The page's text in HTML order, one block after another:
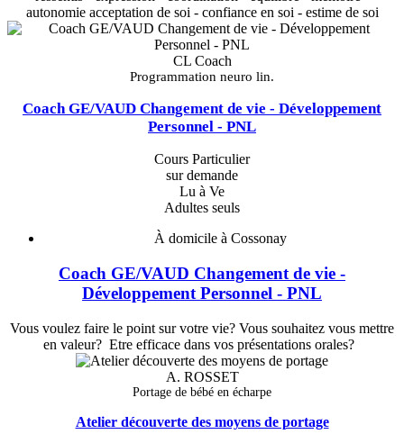
autonomie acceptation de soi - confiance en soi - estime de soi
CL Coach
Programmation neuro lin.
Coach GE/VAUD Changement de vie - Développement
Personnel - PNL
Cours Particulier
sur demande
Lu à Ve
Adultes seuls
À domicile à Cossonay
Coach GE/VAUD Changement de vie -
Développement Personnel - PNL
Vous voulez faire le point sur votre vie? Vous souhaitez vous mettre
en valeur? Etre efficace dans vos présentations orales?
A. ROSSET
Portage de bébé en écharpe
Atelier découverte des moyens de portage